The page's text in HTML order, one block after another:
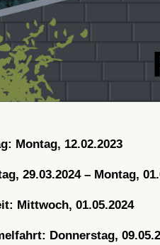
Montag, 12.02.2023
29.03.2024 – Montag,
Mittwoch, 01.05.2024
Donnerstag,